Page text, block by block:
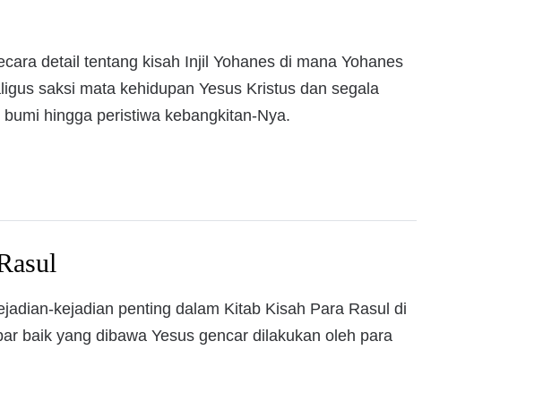
detail tentang kisah Injil Yohanes di mana Yohanes
saksi mata kehidupan Yesus Kristus dan segala
hingga peristiwa kebangkitan-Nya.
kejadian penting dalam Kitab Kisah Para Rasul di
baik yang dibawa Yesus gencar dilakukan oleh para